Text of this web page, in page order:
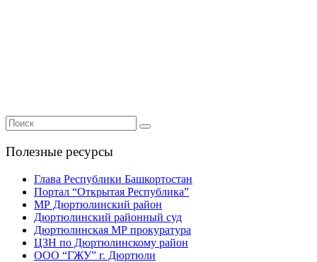
Полезные ресурсы
Глава Республики Башкортостан
Портал “Открытая Республика”
МР Дюртюлинский район
Дюртюлинский районный суд
Дюртюлинская МР прокуратура
ЦЗН по Дюртюлинскому район
ООО “ГЖУ” г. Дюртюли